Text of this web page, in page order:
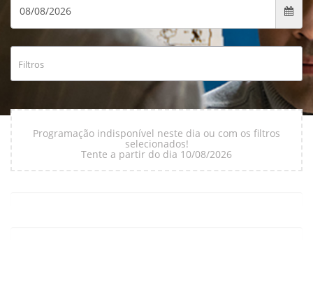
Filtros
Programação indisponível neste dia ou com os filtros
selecionados!
Tente a partir do dia 10/08/2026